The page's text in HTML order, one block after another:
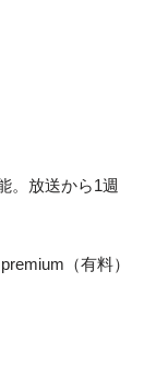
。放送から1週
（有料）